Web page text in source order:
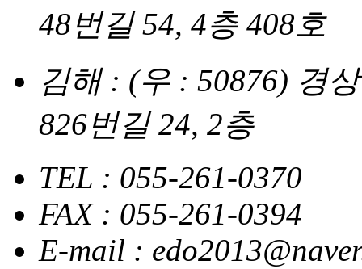
48번길 54, 4층 408호
김해 : (우 : 50876) 경
826번길 24, 2층
TEL : 055-261-0370
FAX : 055-261-0394
E-mail :